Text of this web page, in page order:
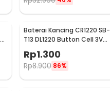
Baterai Kancing CR1220 SB-
T13 DL1220 Button Cell 3V
Lithium 1 PCS
Rp1.300
Rp8.900 86%